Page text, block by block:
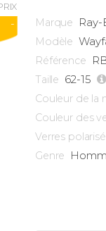
- Marque Ray-
Modèle
Référence
Taille 62-15
Couleur de la
Couleur des
Verres
Genre